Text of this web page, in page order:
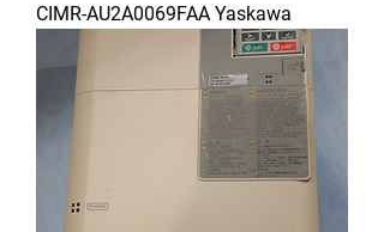
CIMR-AU2A0069FAA Yaskawa